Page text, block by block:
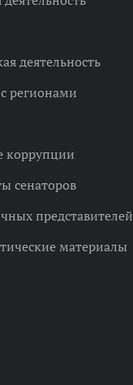
деятельность
регионами
коррупции
сенаторов
представителей
материалы